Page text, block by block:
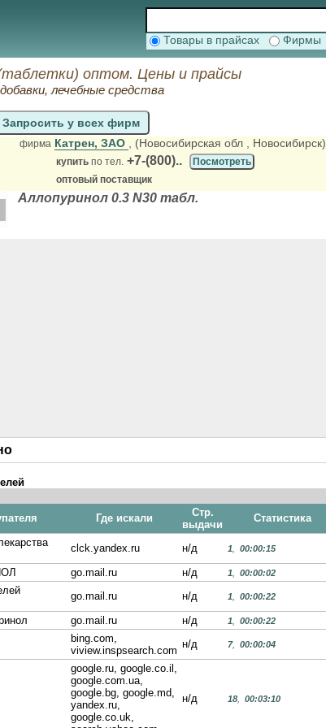
Товары в прайсах Фирмы
оптом. Цены и прайсы
лечебные средства
Запросить у всех фирм
фирма Катрен, ЗАО , (Новосибирская обл , Новосибирск)
купить по тел. +7-(800)..
Посмотреть
оптовый поставщик
Аллопуринол 0.3 N30 табл.
Где искали
Стр.
выдачи
Статистика
clck.yandex.ru н/д 1 00:00:15
go.mail.ru н/д 1 00:00:02
go.mail.ru н/д 1 00:00:22
go.mail.ru н/д 1 00:00:22
bing.com,
viview.inspsearch.com
н/д 7, 00:00:04
google.ru, google.co.il,
google.com.ua,
google.bg, google.md,
yandex.ru,
google.co.uk,
н/д 18 00:03:10